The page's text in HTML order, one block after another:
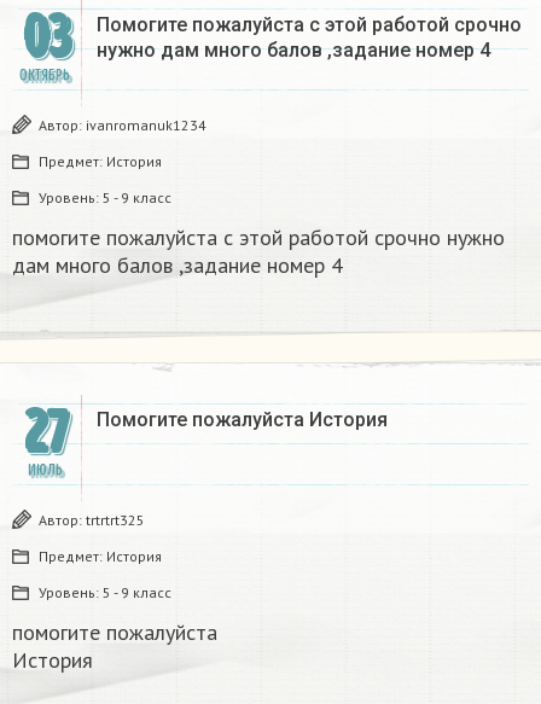
03
ОКТЯБРЬ
Помогите пожалуйста с этой работой срочно
нужно дам много балов ,задание номер 4 ​
Автор: ivanromanuk1234
Предмет: История
Уровень: 5 - 9 класс
помогите пожалуйста с этой работой срочно нужно
дам много балов ,задание номер 4 ​
27
ИЮЛЬ
Помогите пожалуйста История​
Автор: trtrtrt325
Предмет: История
Уровень: 5 - 9 класс
помогите пожалуйста
История​